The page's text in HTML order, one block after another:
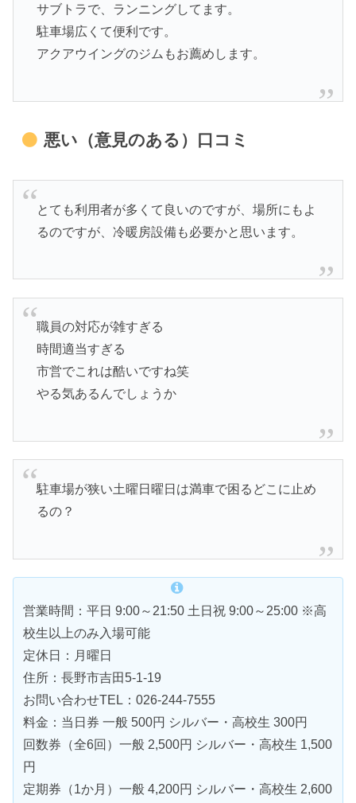
サブトラで、ランニングしてます。
駐車場広くて便利です。
アクアウイングのジムもお薦めします。
悪い（意見のある）口コミ
とても利用者が多くて良いのですが、場所にもよ
るのですが、冷暖房設備も必要かと思います。
職員の対応が雑すぎる
時間適当すぎる
市営でこれは酷いですね笑
やる気あるんでしょうか
駐車場が狭い土曜日曜日は満車で困るどこに止め
るの？
営業時間：平日 9:00～21:50 土日祝 9:00～25:00 ※高
校生以上のみ入場可能
定休日：月曜日
住所：長野市吉田5-1-19
お問い合わせTEL：026-244-7555
料金：当日券 一般 500円 シルバー・高校生 300円
回数券（全6回）一般 2,500円 シルバー・高校生 1,500
円
定期券（1か月）一般 4,200円 シルバー・高校生 2,600